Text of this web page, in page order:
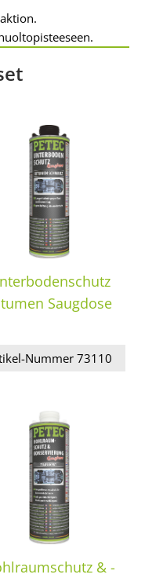
Saugdose
Nummer 73110
& -